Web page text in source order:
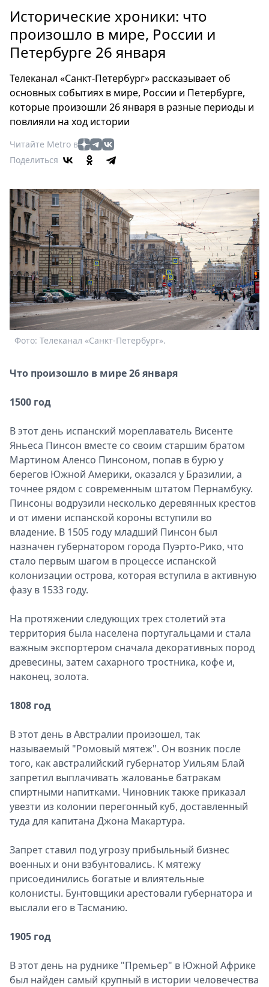
Россия
Мир
Здоровье
Туризм
Мода
Театр
Кино
Афиша
Книги
Выставки
Пресс-
релизы
О
Metro
Стримы
Спецпроекты
Звезды
Выборы
2026
Скачай
Исторические хроники: что
произошло в мире, России и
Петербурге 26 января
Телеканал «Санкт-Петербург» рассказывает об
основных событиях в мире, России и Петербурге,
которые произошли 26 января в разные периоды и
повлияли на ход истории
Читайте Metro в
Поделиться
Фото: Телеканал «Санкт-Петербург».
Что произошло в мире 26 января
1500 год
В этот день испанский мореплаватель Висенте
Яньеса Пинсон вместе со своим старшим братом
Мартином Аленсо Пинсоном, попав в бурю у
берегов Южной Америки, оказался у Бразилии, а
точнее рядом с современным штатом Пернамбуку.
Пинсоны водрузили несколько деревянных крестов
и от имени испанской короны вступили во
владение. В 1505 году младший Пинсон был
назначен губернатором города Пуэрто-Рико, что
стало первым шагом в процессе испанской
колонизации острова, которая вступила в активную
фазу в 1533 году.
На протяжении следующих трех столетий эта
территория была населена португальцами и стала
важным экспортером сначала декоративных пород
древесины, затем сахарного тростника, кофе и,
наконец, золота.
1808 год
В этот день в Австралии произошел, так
называемый "Ромовый мятеж". Он возник после
того, как австралийский губернатор Уильям Блай
запретил выплачивать жалованье батракам
спиртными напитками. Чиновник также приказал
увезти из колонии перегонный куб, доставленный
туда для капитана Джона Макартура.
Запрет ставил под угрозу прибыльный бизнес
военных и они взбунтовались. К мятежу
присоединились богатые и влиятельные
колонисты. Бунтовщики арестовали губернатора и
выслали его в Тасманию.
1905 год
В этот день на руднике "Премьер" в Южной Африке
был найден самый крупный в истории человечества